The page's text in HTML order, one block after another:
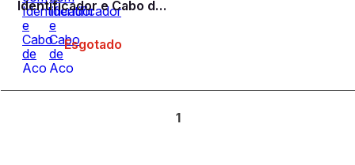
Identificador e Cabo de
Aço Preto
Esgotado
1